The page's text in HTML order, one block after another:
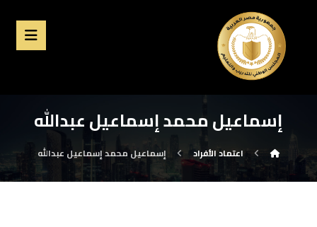
إسماعيل محمد إسماعيل عبدالله
اعتماد الأفراد إسماعيل محمد إسماعيل عبدالله